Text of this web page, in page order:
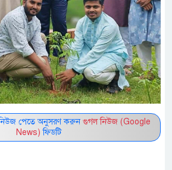
নিউজ পেতে অনুসরণ করুন গুগল নিউজ (Google
News) ফিডটি